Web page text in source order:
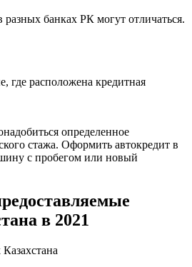
банках РК могут отличаться.
где расположена кредитная
определенное
стажа. Оформить автокредит в
с пробегом или новый
в 2021